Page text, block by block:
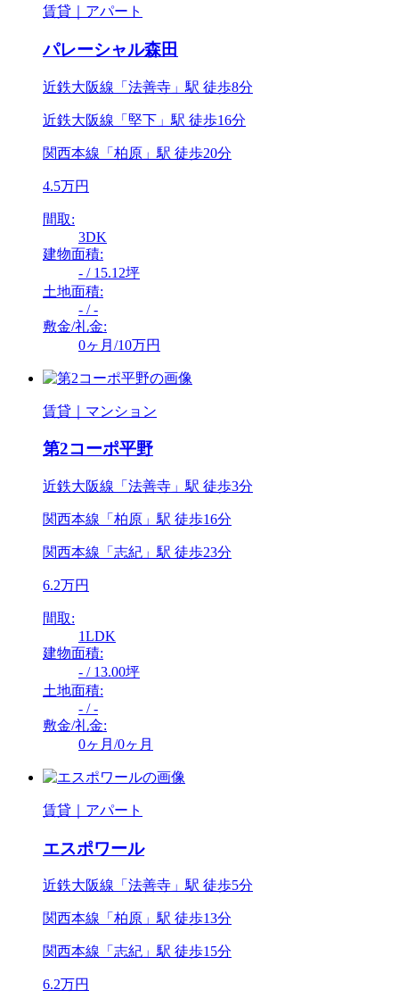
賃貸｜アパート
パレーシャル森田
近鉄大阪線「法善寺」駅 徒歩8分
近鉄大阪線「堅下」駅 徒歩16分
関西本線「柏原」駅 徒歩20分
4.5万円
間取:
3DK
建物面積:
- / 15.12坪
土地面積:
- / -
敷金/礼金:
0ヶ月/10万円
賃貸｜マンション
第2コーポ平野
近鉄大阪線「法善寺」駅 徒歩3分
関西本線「柏原」駅 徒歩16分
関西本線「志紀」駅 徒歩23分
6.2万円
間取:
1LDK
建物面積:
- / 13.00坪
土地面積:
- / -
敷金/礼金:
0ヶ月/0ヶ月
賃貸｜アパート
エスポワール
近鉄大阪線「法善寺」駅 徒歩5分
関西本線「柏原」駅 徒歩13分
関西本線「志紀」駅 徒歩15分
6.2万円